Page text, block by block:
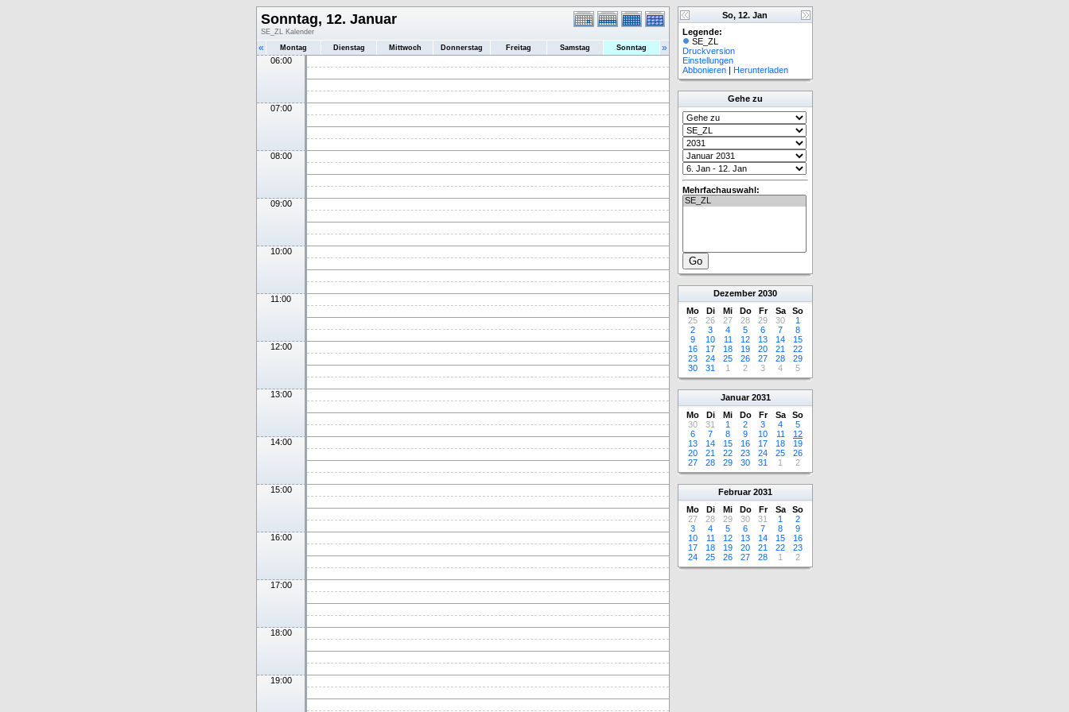
Sonntag, 12. Januar
SE_ZL Kalender
« Montag Dienstag Mittwoch Donnerstag Freitag Samstag Sonntag »
06:00
07:00
08:00
09:00
10:00
11:00
12:00
13:00
14:00
15:00
16:00
17:00
18:00
19:00
So, 12. Jan
Legende:
SE_ZL
Druckversion
Einstellungen
Abbonieren | Herunterladen
Gehe zu
Mehrfachauswahl:
Dezember 2030
Mo
Di Mi Do Fr Sa
So
25
26 27 28 29 30
1
2
3 4 5 6 7
8
9
10 11 12 13 14
15
16
17 18 19 20 21
22
23
24 25 26 27 28
29
30
31 1 2 3 4 5
Januar 2031
Mo
Di Mi Do Fr Sa
So
30
31 1 2 3 4
5
6
7 8 9 10 11
12
13
14 15 16 17 18
19
20
21 22 23 24 25
26
27
28 29 30 31 1 2
Februar 2031
Mo
Di Mi Do Fr Sa
So
27
28 29 30 31 1
2
3
4 5 6 7 8
9
10
11 12 13 14 15
16
17
18 19 20 21 22
23
24
25 26 27 28 1 2